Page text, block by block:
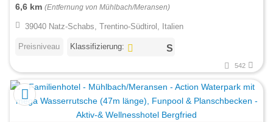
6,6 km (Entfernung von Mühlbach/Meransen)
39040 Natz-Schabs, Trentino-Südtirol, Italien
Preisniveau Klassifizierung:
542